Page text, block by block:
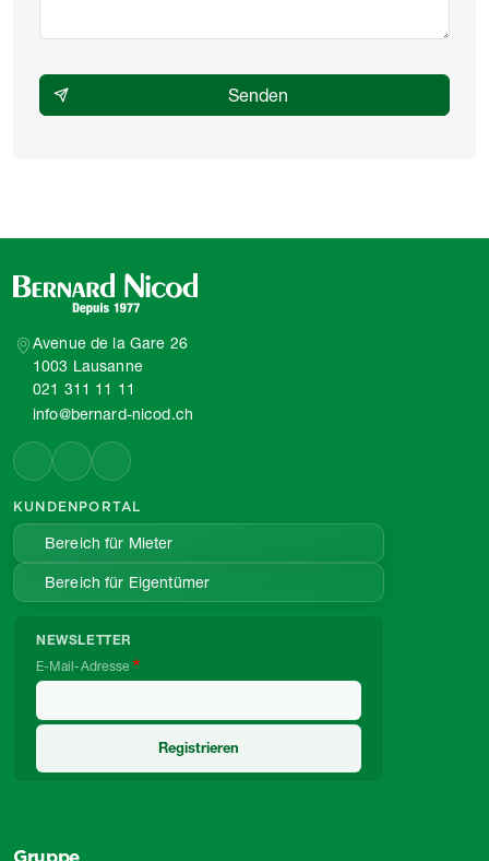
Avenue de la Gare 26
1003 Lausanne
021 311 11 11
info@bernard-nicod.ch
KUNDENPORTAL
Bereich für Mieter
Bereich für Eigentümer
NEWSLETTER
E-Mail-Adresse